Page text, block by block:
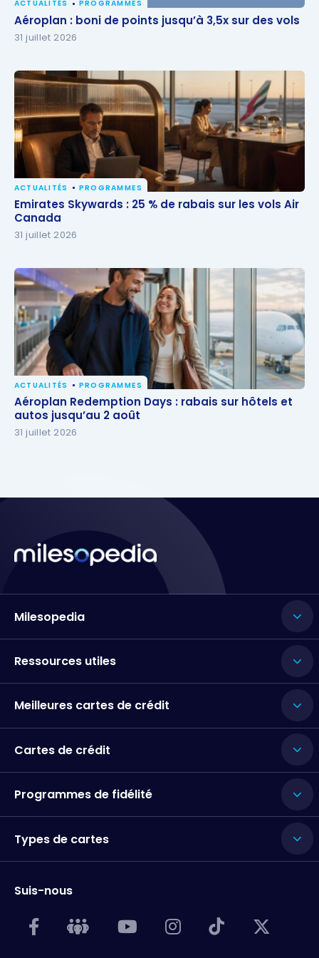
Aéroplan : boni de points jusqu’à 3,5x sur des vols
ACTUALITÉS PROGRAMMES
Aéroplan : boni de points jusqu’à 3,5x sur des vols
31 juillet 2026
Emirates Skywards : 25 % de rabais sur les vols Air
Canada
ACTUALITÉS PROGRAMMES
Emirates Skywards : 25 % de rabais sur les vols Air
Canada
31 juillet 2026
Aéroplan Redemption Days : rabais sur hôtels et
autos jusqu’au 2 août
ACTUALITÉS PROGRAMMES
Aéroplan Redemption Days : rabais sur hôtels et
autos jusqu’au 2 août
31 juillet 2026
Milesopedia
Ressources utiles
Meilleures cartes de crédit
Cartes de crédit
Programmes de fidélité
Types de cartes
Suis-nous